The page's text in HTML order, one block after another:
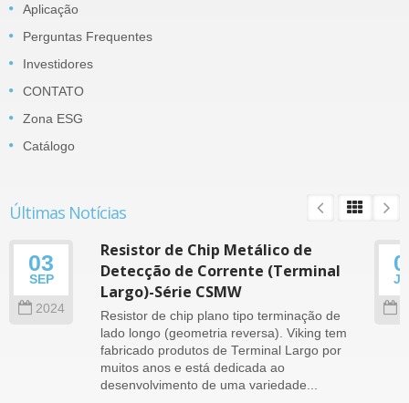
Aplicação
Perguntas Frequentes
Investidores
CONTATO
Zona ESG
Catálogo
Últimas Notícias
03
SEP
2024
Resistor de Chip Metálico de
Detecção de Corrente (Terminal
Largo)-Série CSMW
Resistor de chip plano tipo terminação de
lado longo (geometria reversa). Viking tem
fabricado produtos de Terminal Largo por
muitos anos e está dedicada ao
desenvolvimento de uma variedade...